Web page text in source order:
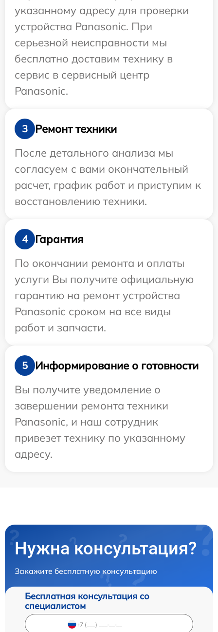
указанному адресу для проверки
устройства Panasonic. При
серьезной неисправности мы
бесплатно доставим технику в
сервис в сервисный центр
Panasonic.
3
Ремонт техники
После детального анализа мы
согласуем с вами окончательный
расчет, график работ и приступим к
восстановлению техники.
4
Гарантия
По окончании ремонта и оплаты
услуги Вы получите официальную
гарантию на ремонт устройства
Panasonic сроком на все виды
работ и запчасти.
5
Информирование о готовности
Вы получите уведомление о
завершении ремонта техники
Panasonic, и наш сотрудник
привезет технику по указанному
адресу.
Нужна консультация?
Закажите бесплатную консультацию
Бесплатная консультация со
специалистом